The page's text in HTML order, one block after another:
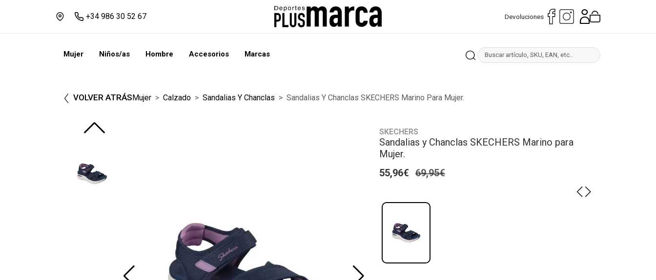
+34 986 30 52 67 Devoluciones
Mujer Niños/as Hombre Accesorios Marcas
VOLVER ATRÁSMujer Calzado Sandalias Y Chanclas Sandalias Y Chanclas SKECHERS Marino Para Mujer.
SKECHERS
Sandalias y Chanclas SKECHERS Marino para
Mujer.
55,96€ 69,95€